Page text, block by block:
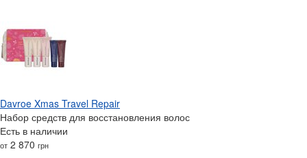
Davroe Xmas Travel Repair
Набор средств для восстановления волос
Есть в наличии
от 2 870 грн